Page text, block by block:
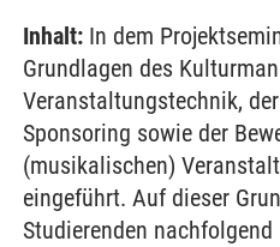
Inhalt: In dem
Grundlagen des
Veranstaltungstechnik,
Sponsoring sowie der
(musikalischen)
eingeführt. Auf dieser
Studierenden